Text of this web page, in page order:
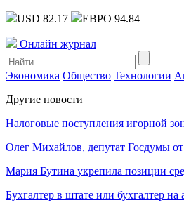
USD 82.17 ЕВРО 94.84
Онлайн журнал
Экономика Общество Технологии
Другие новости
Налоговые поступления игорной
Олег Михайлов, депутат Госдумы
Мария Бутина укрепила позиции
Бухгалтер в штате или бухгалтер